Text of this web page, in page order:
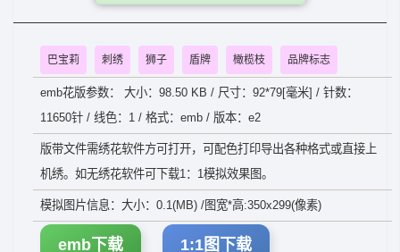
巴宝莉 刺绣 狮子 盾牌 橄榄枝 品牌标志
emb花版参数： 大小：98.50 KB / 尺寸：92*79[毫米] / 针数：
11650针 / 线色：1 / 格式：emb / 版本：e2
版带文件需绣花软件方可打开，可配色打印导出各种格式或直接上
机绣。如无绣花软件可下载1：1模拟效果图。
模拟图片信息：大小：0.1(MB) /图宽*高:350x299(像素)
emb下载 1:1图下载